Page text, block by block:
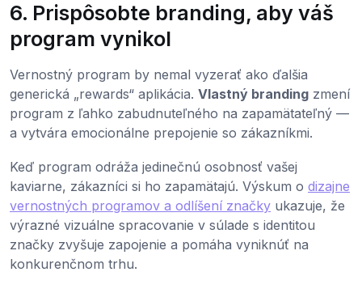
6. Prispôsobte branding, aby váš
program vynikol
Vernostný program by nemal vyzerať ako ďalšia
generická „rewards“ aplikácia. Vlastný branding zmení
program z ľahko zabudnuteľného na zapamätateľný —
a vytvára emocionálne prepojenie so zákazníkmi.
Keď program odráža jedinečnú osobnosť vašej
kaviarne, zákazníci si ho zapamätajú. Výskum o dizajne
vernostných programov a odlíšení značky ukazuje, že
výrazné vizuálne spracovanie v súlade s identitou
značky zvyšuje zapojenie a pomáha vyniknúť na
konkurenčnom trhu.